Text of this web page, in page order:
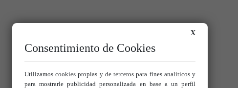
DEPORTE DE MODA EN EEUU
X
Consentimiento de Cookies
Utilizamos cookies propias y de terceros para fines analíticos y
para mostrarle publicidad personalizada en base a un perfil